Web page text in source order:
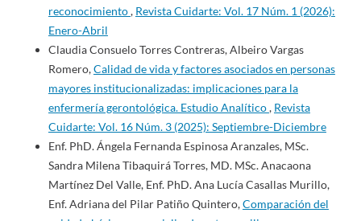
reconocimiento, Revista Cuidarte: Vol. 17 Núm. 1 (2026):
Enero-Abril
Claudia Consuelo Torres Contreras, Albeiro Vargas
Romero,Calidad de vida y factores asociados en personas
mayores institucionalizadas: implicaciones para la
enfermería gerontológica. Estudio Analítico, Revista
Cuidarte: Vol. 16 Núm. 3 (2025): Septiembre-Diciembre
Enf. PhD. Ángela Fernanda Espinosa Aranzales, MSc.
Sandra Milena Tibaquirá Torres, MD. MSc. Anacaona
Martínez Del Valle, Enf. PhD. Ana Lucía Casallas Murillo,
Enf. Adriana del Pilar Patiño Quintero,Comparación del